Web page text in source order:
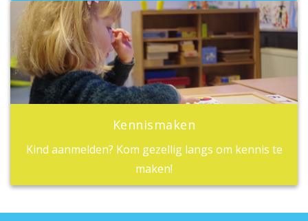
Kennismaken
Kind aanmelden? Kom gezellig langs om kennis te
maken!